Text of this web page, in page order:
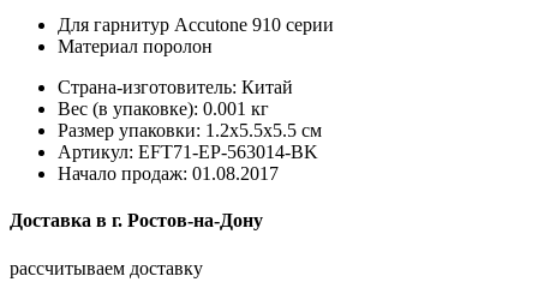
Для гарнитур Accutone 910 серии
Материал поролон
Страна-изготовитель: Китай
Вес (в упаковке): 0.001 кг
Размер упаковки: 1.2x5.5x5.5 см
Артикул: EFT71-EP-563014-BK
Начало продаж: 01.08.2017
Доставка в г. Ростов-на-Дону
рассчитываем доставку